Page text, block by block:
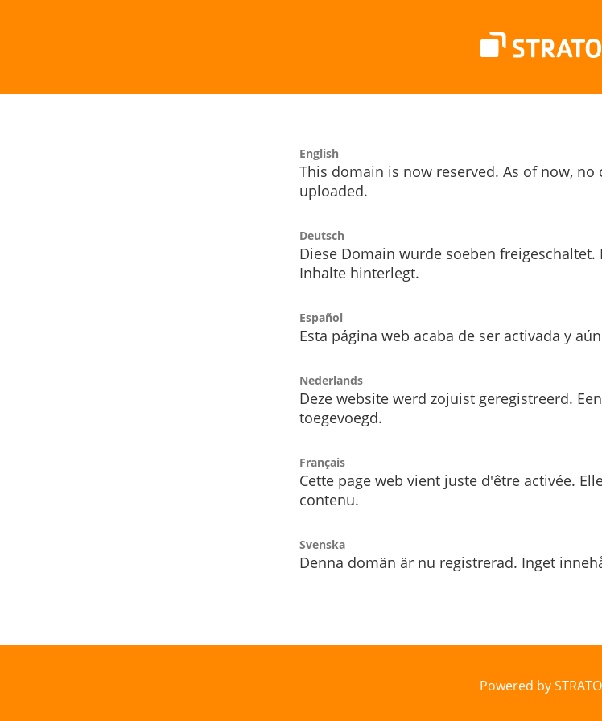
English
This domain is now reserved. As of now, no
uploaded.
Deutsch
Diese Domain wurde soeben freigeschaltet.
Inhalte hinterlegt.
Español
Esta página web acaba de ser activada y
Nederlands
Deze website werd zojuist geregistreerd.
toegevoegd.
Français
Cette page web vient juste d'être activée.
contenu.
Svenska
Denna domän är nu registrerad. Inget
Powered by STRATO